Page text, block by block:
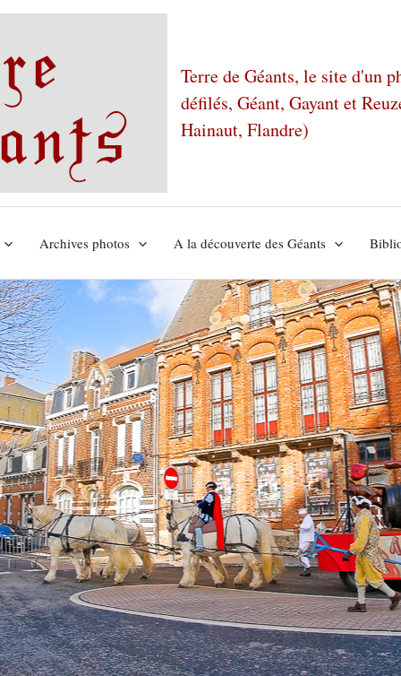
Terre de Géants, le site d'un
défilés, Géant, Gayant et
Hainaut, Flandre)
Archives photos A la découverte des Géants